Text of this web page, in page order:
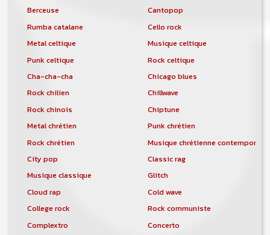
Berceuse
Cantopop
Rumba catalane
Cello rock
Metal celtique
Musique celtique
Punk celtique
Rock celtique
Cha-cha-cha
Chicago blues
Rock chilien
Chillwave
Rock chinois
Chiptune
Metal chrétien
Punk chrétien
Rock chrétien
Musique chrétienne
City pop
Classic rag
Musique classique
Glitch
Cloud rap
Cold wave
College rock
Rock communiste
Complextro
Concerto